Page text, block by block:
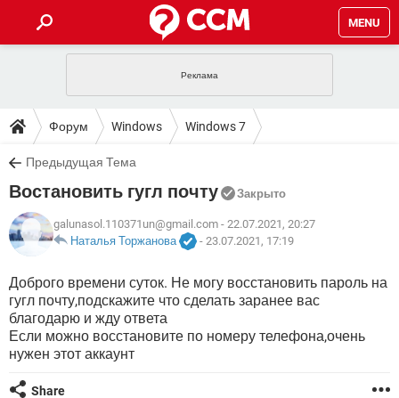
MENU
INSTAGRAM FACEBOOK
ИГРЫ
ВКОНТАКТЕ ВИДЕО
GOOGLE YANDEX
ПОЛЕЗНЫЕ СОВЕТЫ
TIKTOK TELEGRAM
WINDOWS 10 ВКОНТАКТЕ
YANDEX
ЗАГРУЗКИ
TIKTOK TELEGRAM
WHATSAPP INSTAGRAM
FACEBOOK
WINDOWS 10 ВКОНТАКТЕ
ВИДЕО
YANDEX
TIKTOK TELEGRAM
FACEBOOK ИГРЫ
WINDOWS 10
ВИДЕО
YANDEX
ЭНЦИКЛОПЕДИЯ
TIKTOK TELEGRAM
WHATSAPP
FACEBOOK ИГРЫ
Форум Windows Windows 7
Предыдущая Тема
Востановить гугл почту Закрыто
galunasol.110371un@gmail.com - 22.07.2021, 20:27
Наталья Торжанова
- 23.07.2021, 17:19
Доброго времени суток. Не могу восстановить пароль на
гугл почту,подскажите что сделать заранее вас
благодарю и жду ответа
Если можно восстановите по номеру телефона,очень
нужен этот аккаунт
Share